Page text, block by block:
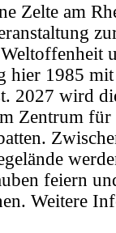
Zelte am
hier 1985
2027 wird
Zentrum
feiern
Weitere